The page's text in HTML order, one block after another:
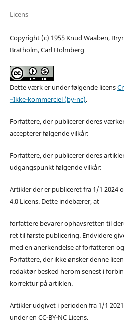
Licens
Copyright (c) 1955 Knud Waaben,
Bratholm, Carl Holmberg
Dette værk er under følgende licens
–Ikke-kommerciel (by-nc).
Forfattere, der publicerer deres
accepterer følgende vilkår:
Forfattere, der publicerer deres
udgangspunkt følgende vilkår:
Artikler der er publiceret fra 1/1 2024
4.0 Licens. Dette indebærer, at
forfattere bevarer ophavsretten til
ret til første publicering. Endvidere
med en anerkendelse af forfatteren
Forfattere, der ikke ønsker denne
redaktør besked herom senest i
korrektur på artiklen.
Artikler udgivet i perioden fra 1/1
under en CC-BY-NC Licens.